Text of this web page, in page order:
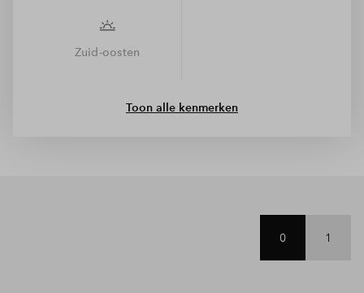
Zuid-oosten
Toon alle kenmerken
0 1